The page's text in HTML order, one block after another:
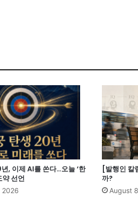
, 이제 AI를 쏜다…오늘 ‘한
약 선언
2026
[발행인 칼
까?
August